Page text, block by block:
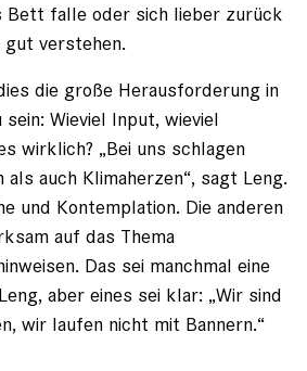
Bett falle oder sich lieber zurück
gut verstehen.
die große Herausforderung in
Wieviel Input, wieviel
wirklich? „Bei uns schlagen
auch Klimaherzen“, sagt Leng.
und Kontemplation. Die anderen
auf das Thema
Das sei manchmal eine
aber eines sei klar: „Wir sind
wir laufen nicht mit Bannern.“